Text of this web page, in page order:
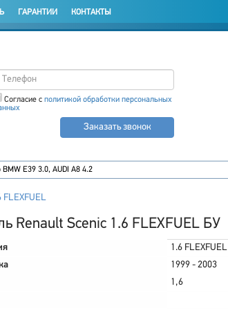
ГАРАНТИИ КОНТАКТЫ
Согласие с политикой обработки персональных
Заказать звонок
FLEXFUEL
Renault Scenic 1.6 FLEXFUEL БУ
1.6 FLEXFUEL
1999 - 2003
1,6